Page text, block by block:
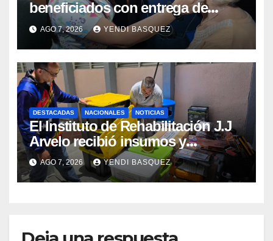
beneficiados con entrega de
prótesis auditivas en el Centro de
Rehabilitación J.J. Arvelo
AGO 7, 2026 YENDI BASQUEZ
DESTACADAS NACIONALES NOTICIAS
El Instituto de Rehabilitación J.J
Arvelo recibió insumos y
herramientas para la atención de
personas con discapacidad
AGO 7, 2026 YENDI BASQUEZ